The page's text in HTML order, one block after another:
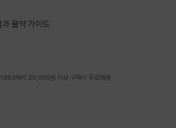
물약 가이드
에서 20,000원 이상 구매시 무료배송